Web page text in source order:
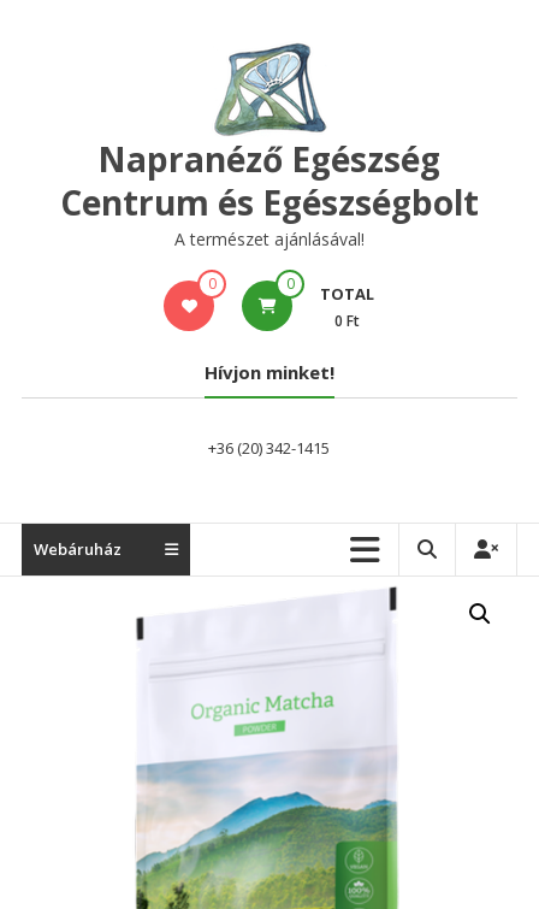
Napranéző Egészség
Centrum és Egészségbolt
A természet ajánlásával!
0 0 TOTAL
0 Ft
Hívjon minket!
+36 (20) 342-1415
Webáruház